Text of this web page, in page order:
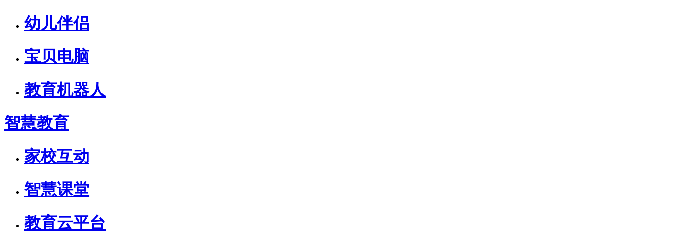
幼儿伴侣
宝贝电脑
教育机器人
智慧教育
家校互动
智慧课堂
教育云平台